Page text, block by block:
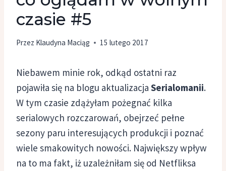
czasie #5
Przez Klaudyna Maciąg 15 lutego 2017
Niebawem minie rok, odkąd ostatni raz
pojawiła się na blogu aktualizacja Serialomanii.
W tym czasie zdążyłam pożegnać kilka
serialowych rozczarowań, obejrzeć pełne
sezony paru interesujących produkcji i poznać
wiele smakowitych nowości. Największy wpływ
na to ma fakt, iż uzależniłam się od Netfliksa